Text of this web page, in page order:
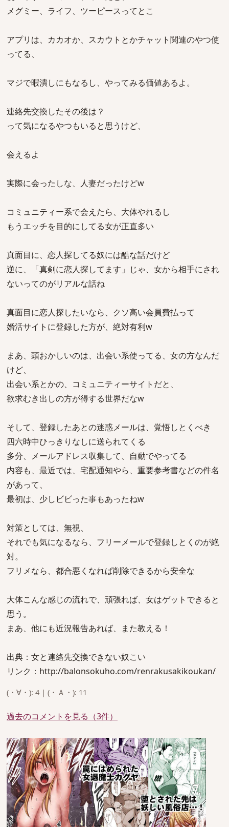
メグミー、ライフ、ツーピースってとこ
アプリは、カカオか、スカウトとかチャット関連のやつ使
ってる、
マジで暇潰しにもなるし、やってみる価値あるよ。
連絡先交換したその後は？
って気になるやつもいると思うけど、
会えるよ
実際に会ったしな、人妻だったけどw
コミュニティー系で会えたら、大体やれるし
もうエッチを目的にしてる女が正直多い
真面目に、恋人探してる奴には酷な話だけど
逆に、「真剣に恋人探してます」じゃ、女から相手にされ
ないってのがリアルな話ね
真面目に恋人探したいなら、クソ高い会員費払って
婚活サイトに登録した方が、絶対有利w
まあ、頭おかしいのは、出会い系使ってる、女の方なんだ
けど、
出会い系とかの、コミュニティーサイトだと、
欲求むき出しの方が得する世界だなw
そして、登録したあとの迷惑メールは、覚悟しとくべき
四六時中ひっきりなしに送られてくる
多分、メールアドレス収集して、自動でやってる
内容も、最近では、宅配通知やら、重要参考書などの件名
があって、
最初は、少しビビった事もあったねw
対策としては、無視、
それでも気になるなら、フリーメールで登録しとくのが絶
対。
フリメなら、都合悪くなれぱ削除できるから安全な
大体こんな感じの流れで、頑張れば、女はゲットできると
思う。
まあ、他にも近況報告あれば、また教える！
出典：女と連絡先交換できない奴こい
リンク：http://balonsokuho.com/renrakusakikoukan/
(・∀・): 4 | (・Ａ・): 11
過去のコメントを見る（3件）